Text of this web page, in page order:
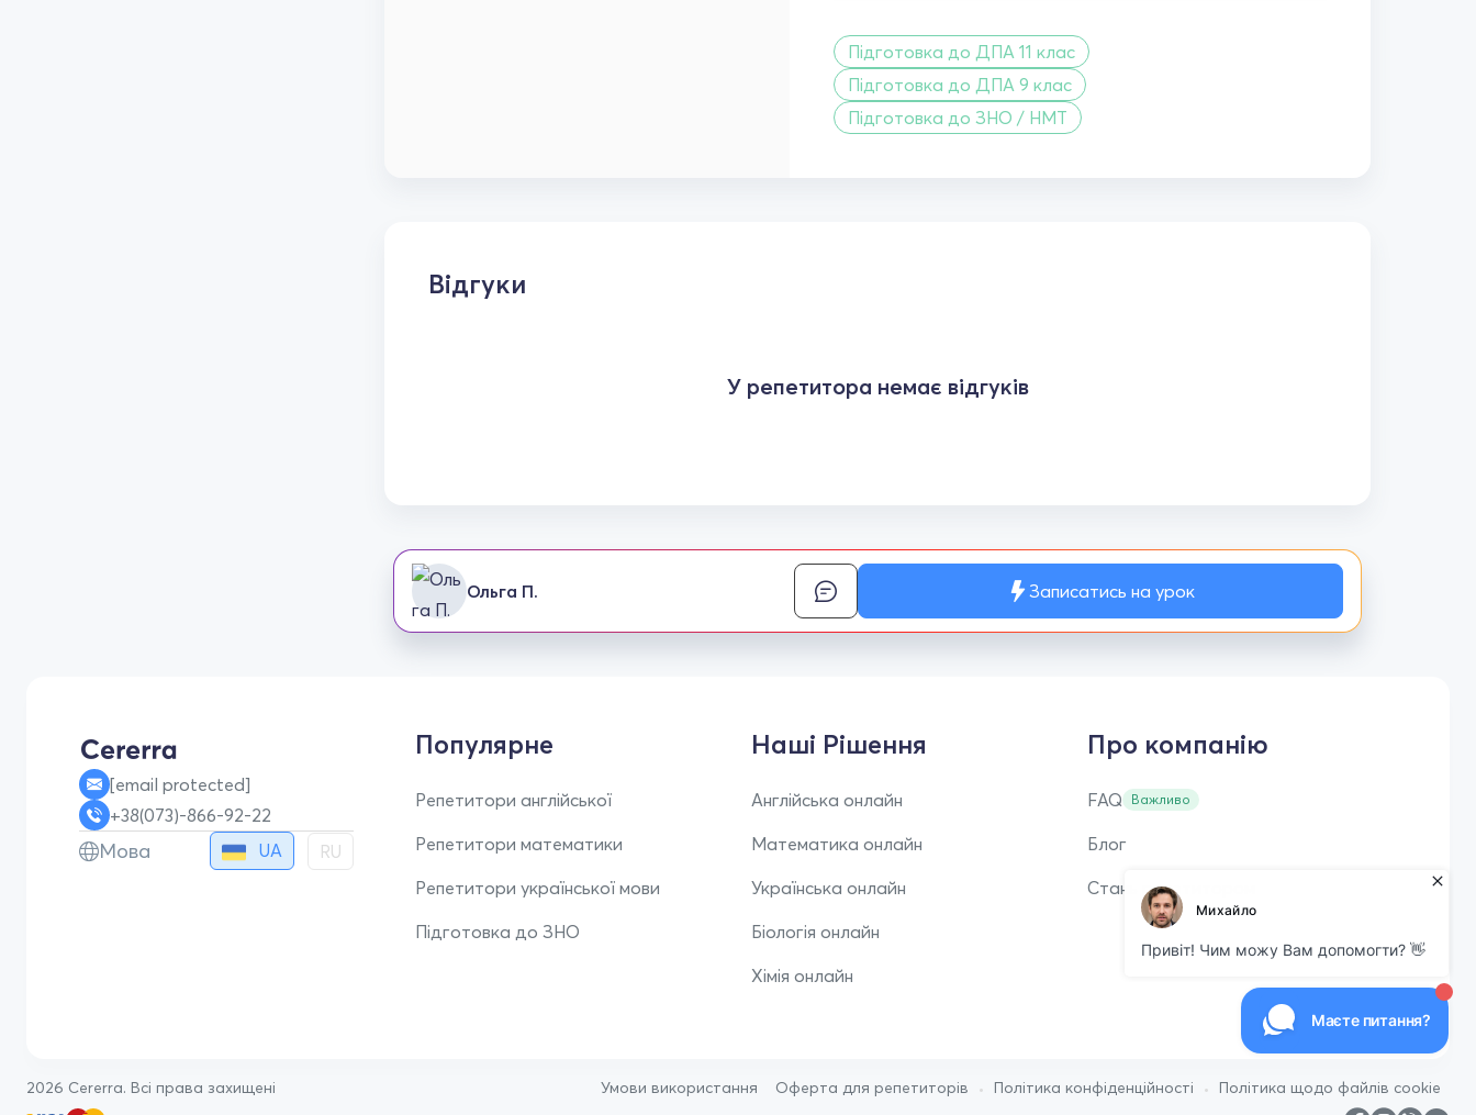
Підготовка до ДПА 11 клас
Підготовка до ДПА 9 клас
Підготовка до ЗНО / НМТ
Відгуки
У репетитора немає відгуків
Ольга П. Записатись на урок
[email protected]
+38(073)-866-92-22
Мова UA RU
Популярне
Репетитори англійської
Репетитори математики
Репетитори української мови
Підготовка до ЗНО
Наші Рішення
Англійська онлайн
Математика онлайн
Українська онлайн
Біологія онлайн
Хімія онлайн
Про компанію
FAQ Важливо
Блог
Стань репетитором
2026 Cererra. Всі права захищені Умови використання Оферта для репетиторів • Політика конфіденційності • Політика щодо файлів cookie